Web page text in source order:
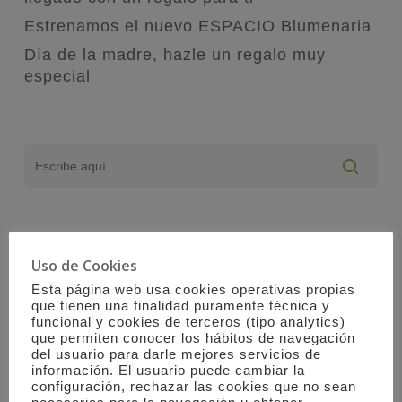
Estrenamos el nuevo ESPACIO Blumenaria
Día de la madre, hazle un regalo muy
especial
Uso de Cookies
Esta página web usa cookies operativas propias
que tienen una finalidad puramente técnica y
funcional y cookies de terceros (tipo analytics)
que permiten conocer los hábitos de navegación
del usuario para darle mejores servicios de
información. El usuario puede cambiar la
configuración, rechazar las cookies que no sean